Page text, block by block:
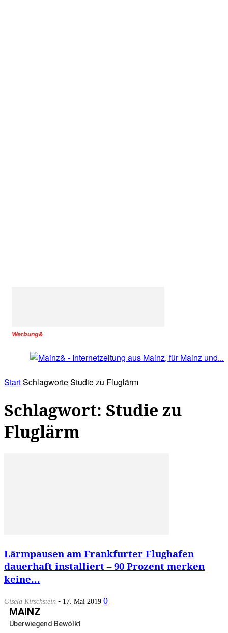
Werbung&
StartSchlagworteStudie zu Fluglärm
Schlagwort: Studie zu
Fluglärm
Lärmpausen am Frankfurter Flughafen
dauerhaft installiert – 90 Prozent merken
keine...
Gisela Kirschstein - 17. Mai 2019 0
MAINZ
Überwiegend Bewölkt